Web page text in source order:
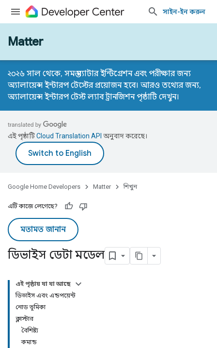
সাইন-ইন করুন
Matter
২০২৬ সাল থেকে, সমস্ত ম্যাটার ইন্টিগ্রেশন এবং পরীক্ষার জন্য
অ্যালায়েন্স ইন্টারপ টেস্টের প্রয়োজন হবে। আরও তথ্যের জন্য,
অ্যালায়েন্স ইন্টারপ টেস্ট ল্যাব ট্রানজিশন পৃষ্ঠাটিদেখুন।
এই পৃষ্ঠাটিCloud Translation API অনুবাদ করেছে।
Google Home Developers Matter শিখুন
এটি কাজে লেগেছে?
মতামত জানান
ডিভাইস ডেটা মডেল
এই পৃষ্ঠায় যা যা আছে
ডিভাইস এবং এন্ডপয়েন্ট
নোড ভূমিকা
ক্লাস্টার
বৈশিষ্ট্য
কমান্ড